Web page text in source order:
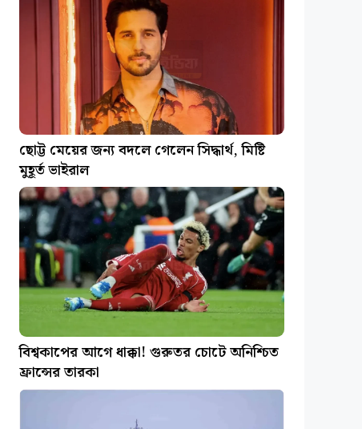
ছোট্ট মেয়ের জন্য বদলে গেলেন সিদ্ধার্থ, মিষ্টি
মুহূর্ত ভাইরাল
বিশ্বকাপের আগে ধাক্কা! গুরুতর চোটে অনিশ্চিত
ফ্রান্সের তারকা